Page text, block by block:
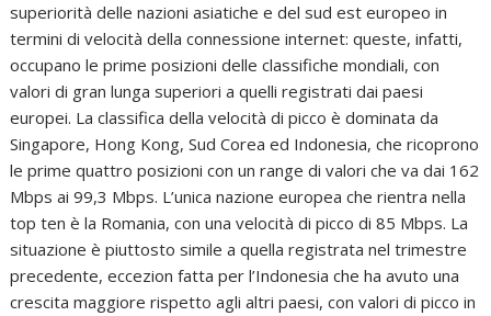
superiorità delle nazioni asiatiche e del sud est europeo in
termini di velocità della connessione internet: queste, infatti,
occupano le prime posizioni delle classifiche mondiali, con
valori di gran lunga superiori a quelli registrati dai paesi
europei. La classifica della velocità di picco è dominata da
Singapore, Hong Kong, Sud Corea ed Indonesia, che ricoprono
le prime quattro posizioni con un range di valori che va dai 162
Mbps ai 99,3 Mbps. L’unica nazione europea che rientra nella
top ten è la Romania, con una velocità di picco di 85 Mbps. La
situazione è piuttosto simile a quella registrata nel trimestre
precedente, eccezion fatta per l’Indonesia che ha avuto una
crescita maggiore rispetto agli altri paesi, con valori di picco in